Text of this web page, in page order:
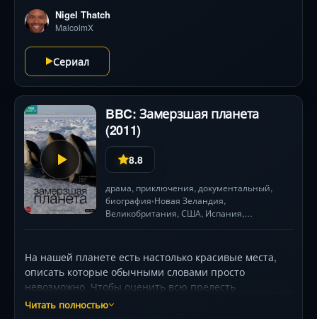
Nigel Thatch
MalcolmX
Сериал
BBC: Замерзшая планета
(2011)
8.8
драма, приключения, документальный,
биография•Новая Зеландия,
Великобритания, США, Испания,
На нашей планете есть настолько красивые места,
описать которые обычными словами просто
невозможно. Чтобы оценить всю прелесть
неизведанных уголков, их надо увидеть своими
Читать полностью